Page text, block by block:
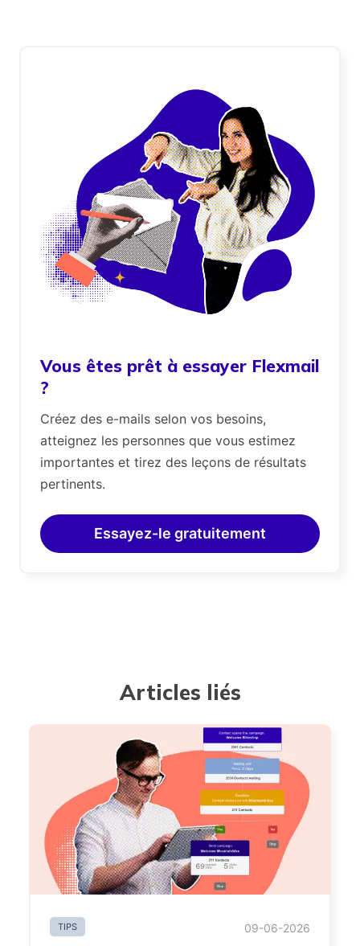
Vous êtes prêt à essayer Flexmail
?
Créez des e-mails selon vos besoins,
atteignez les personnes que vous estimez
importantes et tirez des leçons de résultats
pertinents.
Essayez-le gratuitement
Articles liés
TIPS 09-06-2026